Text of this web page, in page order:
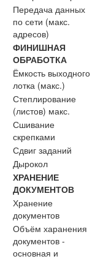
Передача данных
по сети (макс.
адресов)
ФИНИШНАЯ
ОБРАБОТКА
Ёмкость выходного
лотка (макс.)
Степлирование
(листов) макс.
Сшивание
скрепками
Сдвиг заданий
Дырокол
ХРАНЕНИЕ
ДОКУМЕНТОВ
Хранение
документов
Объём харанения
документов -
основная и